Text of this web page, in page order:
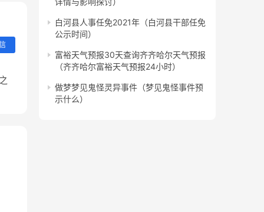
白河县人事任免2021年（白河县干部任免
公示时间）
富裕天气预报30天查询齐齐哈尔天气预报
（齐齐哈尔富裕天气预报24小时）
做梦梦见鬼怪灵异事件（梦见鬼怪事件预
示什么）